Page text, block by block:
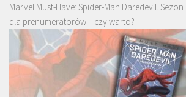
Marvel Must-Have: Spider-Man Daredevil.
dla prenumeratorów – czy warto?